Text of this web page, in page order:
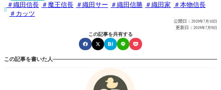

織田信長 魔王信長 織田サー 織田信勝 織田家
本物信長
カッツ
公開日： 2019年7月10日
更新日： 2019年7月9日
この記事を共有する
この記事を書いた人